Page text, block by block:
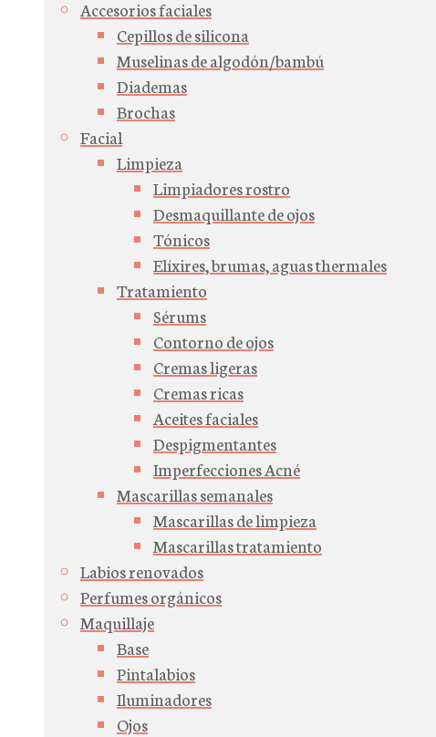
Accesorios faciales
Cepillos de silicona
Muselinas de algodón/bambú
Diademas
Brochas
Facial
Limpieza
Limpiadores rostro
Desmaquillante de ojos
Tónicos
Elíxires, brumas, aguas thermales
Tratamiento
Sérums
Contorno de ojos
Cremas ligeras
Cremas ricas
Aceites faciales
Despigmentantes
Imperfecciones Acné
Mascarillas semanales
Mascarillas de limpieza
Mascarillas tratamiento
Labios renovados
Perfumes orgánicos
Maquillaje
Base
Pintalabios
Iluminadores
Ojos